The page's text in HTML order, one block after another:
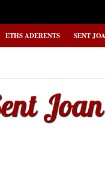
ETHS ADERENTS SENT